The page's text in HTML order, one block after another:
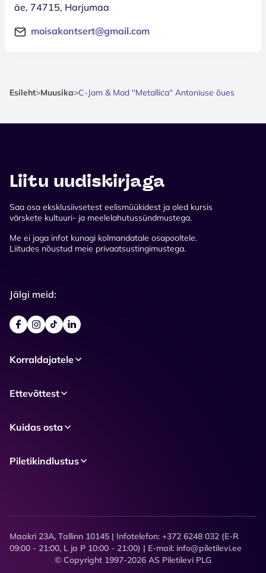
äe, 74715, Harjumaa
moisakontsert@gmail.com
Esileht>Muusika>C-Jam & Mad ''Metallica'' Antoniuse õues
Liitu uudiskirjaga
Saa osa eksklusiivsetest eelismüükidest ja oled kursis
värskete kultuuri- ja meelelahutussündmustega.
Me ei jaga infot kunagi kolmandatale osapooltele.
Liitudes nõustud meie privaatsustingimustega.
Jälgi meid:
Korraldajatele
Ettevõttest
Kuidas osta
Piletikindlustus
Maakri 23A, Tallinn 10145 | Infotelefon: +372 6248 032 (E-R
09:00 - 21:00, L ja P 10:00 - 21:00) | E-mail: info@piletilevi.ee
© Copyright 1997-2026 AS Piletilevi PLG